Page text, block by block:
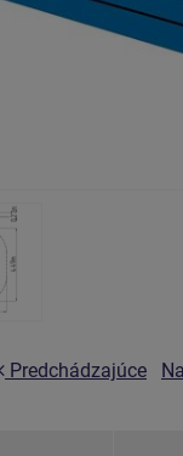
Predchádzajúce